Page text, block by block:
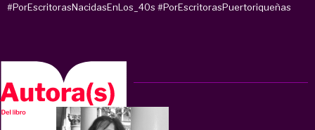
#PorEscritorasNacidasEnLos_40s #PorEscritorasPuertoriqueñas